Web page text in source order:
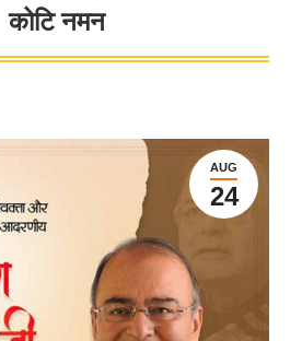
कोटि नमन
You are here:
AUG
24